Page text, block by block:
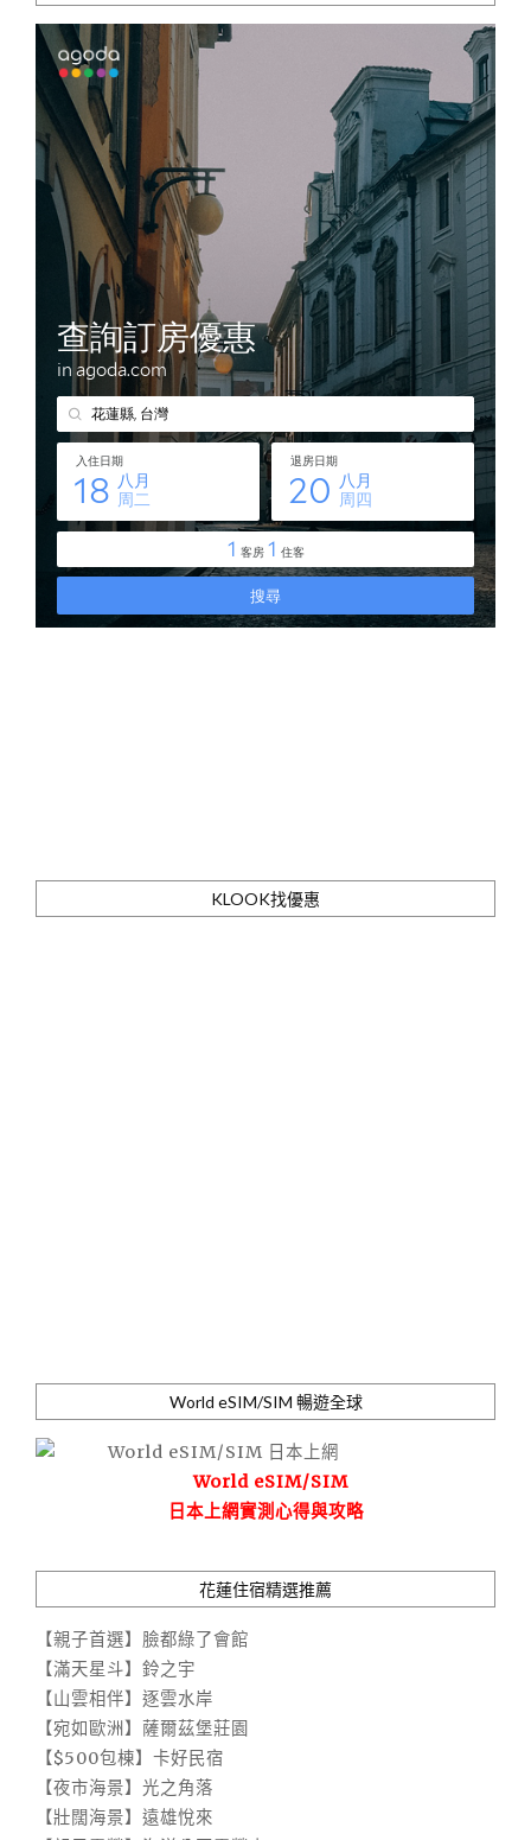
KLOOK找優惠
World eSIM/SIM 暢遊全球
World eSIM/SIM
日本上網實測心得與攻略
花蓮住宿精選推薦
【親子首選】臉都綠了會館
【滿天星斗】鈴之宇
【山雲相伴】逐雲水岸
【宛如歐洲】薩爾茲堡莊園
【$500包棟】卡好民宿
【夜市海景】光之角落
【壯闊海景】遠雄悅來